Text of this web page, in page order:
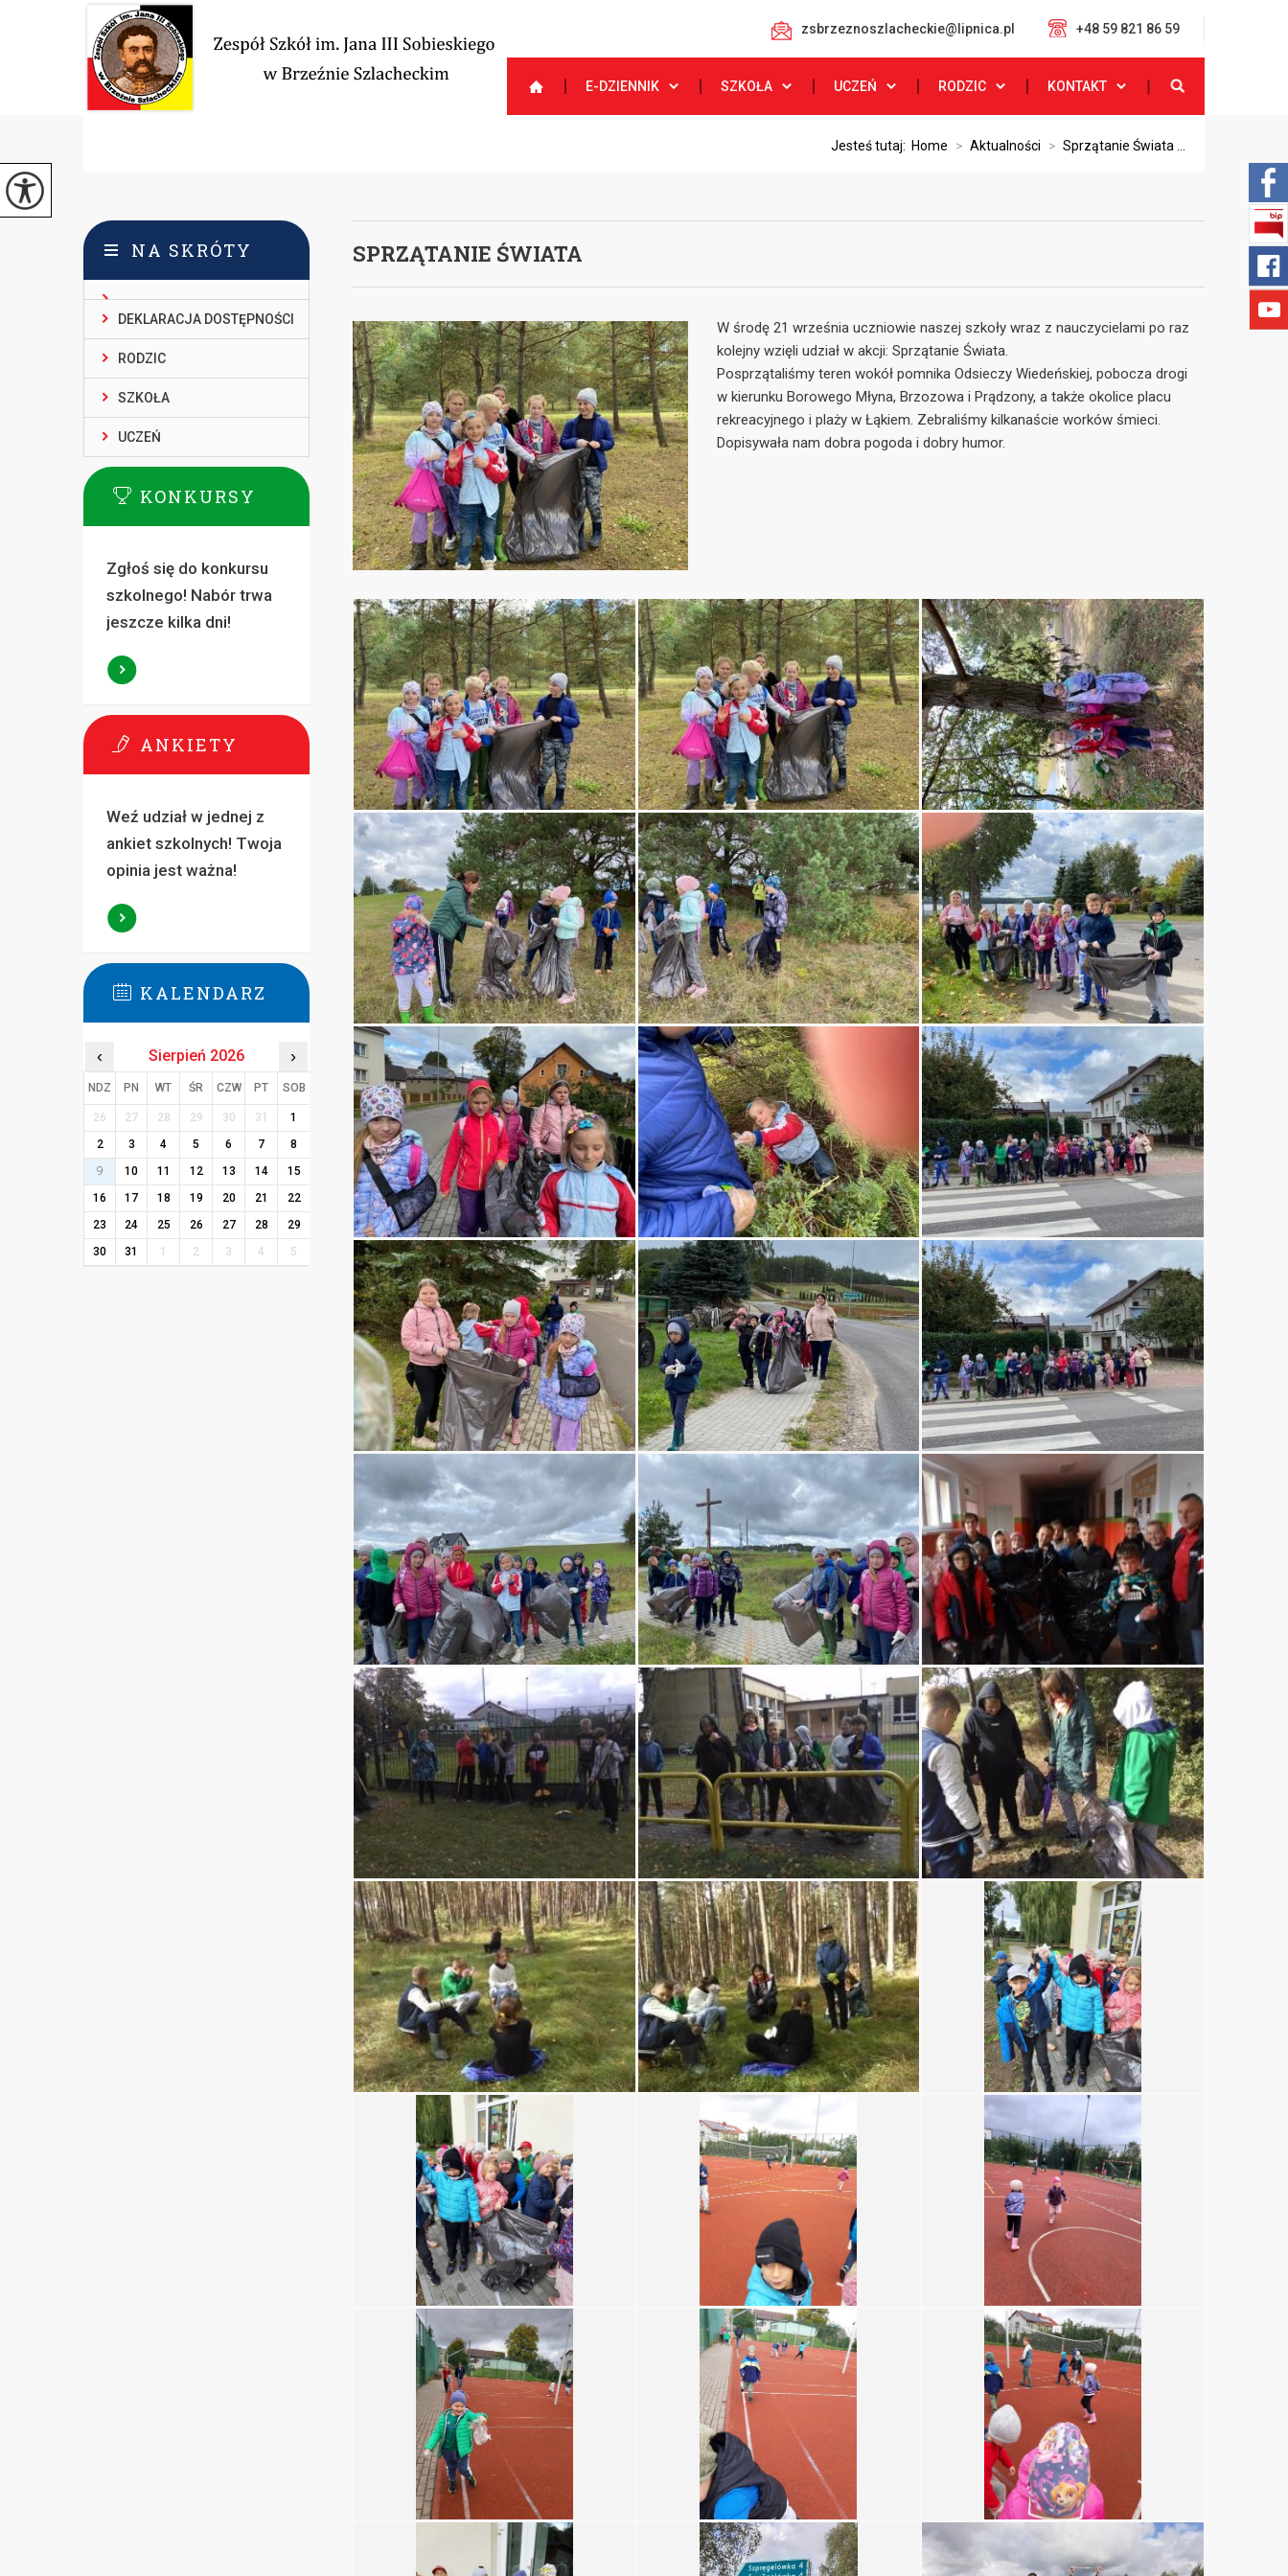
zsbrzeznoszlacheckie@lipnica.pl +48 59 821 86 59
E-DZIENNIK SZKOŁA UCZEŃ RODZIC KONTAKT
Jesteś tutaj: Home > Aktualności > Sprzątanie Świata ...
SPRZĄTANIE ŚWIATA
W środę 21 września uczniowie naszej szkoły wraz z nauczycielami po raz
kolejny wzięli udział w akcji: Sprzątanie Świata.
Posprzątaliśmy teren wokół pomnika Odsieczy Wiedeńskiej, pobocza drogi
w kierunku Borowego Młyna, Brzozowa i Prądzony, a także okolice placu
rekreacyjnego i plaży w Łąkiem. Zebraliśmy kilkanaście worków śmieci.
Dopisywała nam dobra pogoda i dobry humor.
NA SKRÓTY
DEKLARACJA DOSTĘPNOŚCI
RODZIC
SZKOŁA
UCZEŃ
KONKURSY
Zgłoś się do konkursu
szkolnego! Nabór trwa
jeszcze kilka dni!
ANKIETY
Weź udział w jednej z
ankiet szkolnych! Twoja
opinia jest ważna!
KALENDARZ
‹ Sierpień 2026 ›
NDZ PN WT ŚR CZW PT SOB
26 27 28 29 30 31
1
2
3 4 5 6 7
8
9
10 11 12 13 14
15
16
17 18 19 20 21
22
23
24 25 26 27 28
29
30
31 1 2 3 4 5